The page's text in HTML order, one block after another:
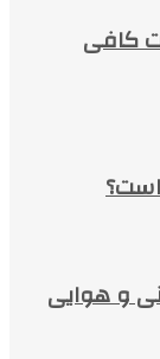
کافی
و هوایی